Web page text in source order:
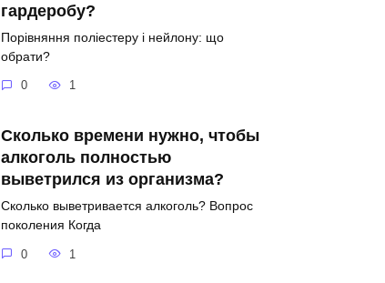
гардеробу?
Порівняння поліестеру і нейлону: що
обрати?
0 1
Сколько времени нужно, чтобы
алкоголь полностью
выветрился из организма?
Сколько выветривается алкоголь? Вопрос
поколения Когда
0 1